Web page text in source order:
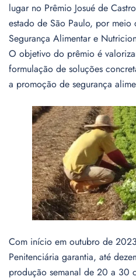
lugar no Prêmio Josué de
estado de São Paulo, por meio
Segurança Alimentar e
O objetivo do prêmio é
formulação de soluções
a promoção de segurança
Com início em outubro de
Penitenciária garantia, até
produção semanal de 20 a 30